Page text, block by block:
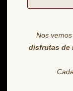
Nos
disfrutas de